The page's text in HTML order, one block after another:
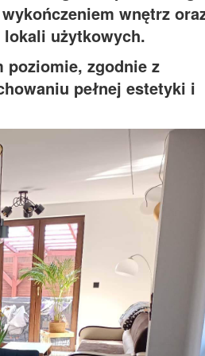
wnętrz
użytkowych.
poziomie, zgodnie z
pełnej estetyki i